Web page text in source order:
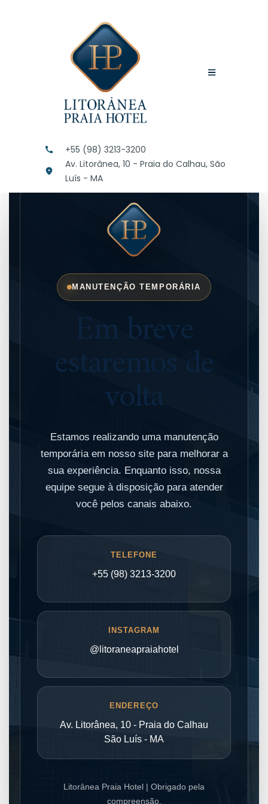
+55 (98) 3213-3200
Av. Litorânea, 10 - Praia do Calhau, São
Luís - MA
MANUTENÇÃO TEMPORÁRIA
Em breve
estaremos de
volta
Estamos realizando uma manutenção
temporária em nosso site para melhorar a
sua experiência. Enquanto isso, nossa
equipe segue à disposição para atender
você pelos canais abaixo.
TELEFONE
+55 (98) 3213-3200
INSTAGRAM
@litoraneapraiahotel
ENDEREÇO
Av. Litorânea, 10 - Praia do Calhau
São Luís - MA
Litorânea Praia Hotel | Obrigado pela
compreensão.